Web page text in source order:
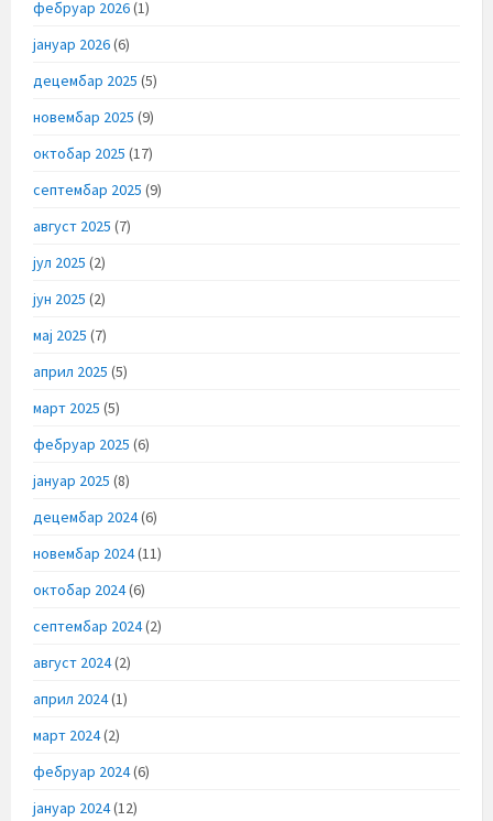
фебруар 2026(1)
јануар 2026(6)
децембар 2025 (5)
новембар 2025 (9)
октобар 2025 (17)
септембар 2025 (9)
август 2025 (7)
јул 2025 (2)
јун 2025 (2)
мај 2025 (7)
април 2025 (5)
март 2025 (5)
фебруар 2025 (6)
јануар 2025 (8)
децембар 2024(6)
новембар 2024(11)
октобар 2024(6)
септембар 2024(2)
август 2024(2)
април 2024(1)
март 2024(2)
фебруар 2024(6)
јануар 2024(12)